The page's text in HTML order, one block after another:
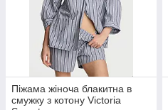
Піжама жіноча блакитна в
смужку з котону Victoria